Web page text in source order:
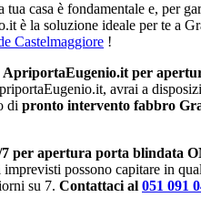
tua casa è fondamentale e, per
è la soluzione ideale per te a
Castelmaggiore !
ApriportaEugenio.it per
avrai a
di pronto intervento fabbro
per apertura porta blindata
imprevisti possono capitare in
su 7. Contattaci al 051 091